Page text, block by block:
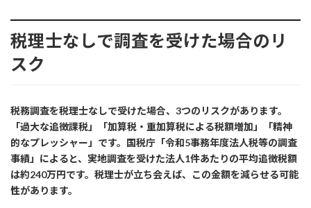
税理士なしで調査を受けた場合のリ
スク
税務調査を税理士なしで受けた場合、3つのリスクがあります。
「過大な追徴課税」「加算税・重加算税による税額増加」「精神
的なプレッシャー」です。国税庁「令和5事務年度法人税等の調査
事績」によると、実地調査を受けた法人1件あたりの平均追徴税額
は約240万円です。税理士が立ち会えば、この金額を減らせる可能
性があります。